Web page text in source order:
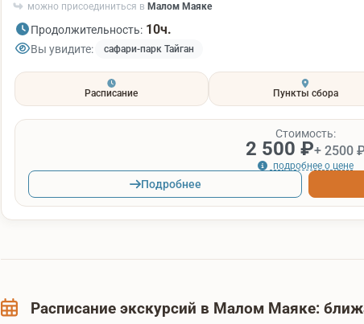
можно присоединиться в Малом Маяке
Продолжительность: 10ч.
Вы увидите: сафари-парк Тайган
Расписание Пункты сбора
Стоимость:
2 500 ₽+ 2500
подробнее о цене
Подробнее
Расписание экскурсий в Малом Маяке: